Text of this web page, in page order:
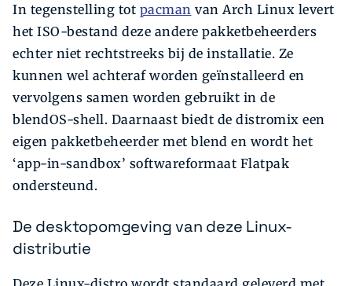
In tegenstelling tot pacman van Arch Linux levert
het ISO-bestand deze andere pakketbeheerders
echter niet rechtstreeks bij de installatie. Ze
kunnen wel achteraf worden geïnstalleerd en
vervolgens samen worden gebruikt in de
blendOS-shell. Daarnaast biedt de distromix een
eigen pakketbeheerder met blend en wordt het
‘app-in-sandbox’ softwareformaat Flatpak
ondersteund.
De desktopomgeving van deze Linux-
distributie